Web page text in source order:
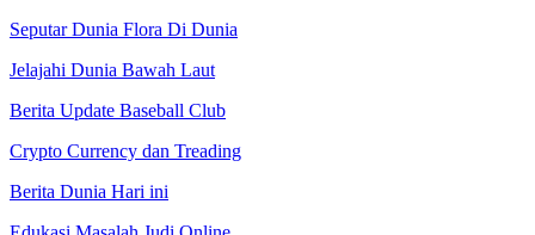
Seputar Dunia Flora Di Dunia
Jelajahi Dunia Bawah Laut
Berita Update Baseball Club
Crypto Currency dan Treading
Berita Dunia Hari ini